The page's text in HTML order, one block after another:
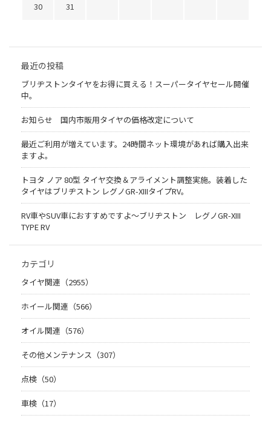
30
31
最近の投稿
ブリヂストンタイヤをお得に買える！スーパータイヤセール開催
中。
お知らせ 国内市販用タイヤの価格改定について
最近ご利用が増えています。24時間ネット環境があれば購入出来
ますよ。
トヨタ ノア 80型 タイヤ交換＆アライメント調整実施。装着した
タイヤはブリヂストン レグノGR-XIIIタイプRV。
RV車やSUV車におすすめですよ〜ブリヂストン レグノGR-XIII
TYPE RV
カテゴリ
タイヤ関連（2955）
ホイール関連（566）
オイル関連（576）
その他メンテナンス（307）
点検（50）
車検（17）